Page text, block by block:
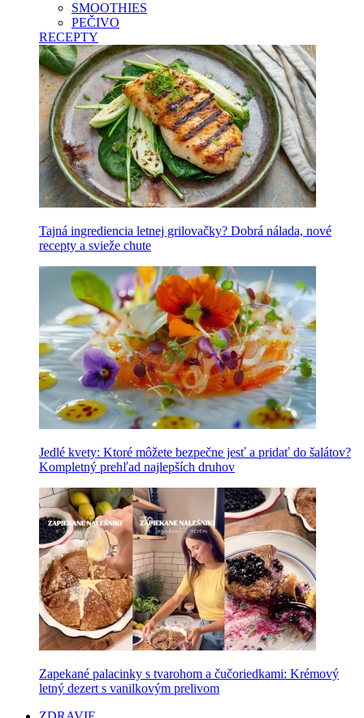
SMOOTHIES
PEČIVO
RECEPTY
Tajná ingrediencia letnej grilovačky? Dobrá nálada, nové
recepty a svieže chute
Jedlé kvety: Ktoré môžete bezpečne jesť a pridať do šalátov?
Kompletný prehľad najlepších druhov
Zapekané palacinky s tvarohom a čučoriedkami: Krémový
letný dezert s vanilkovým prelivom